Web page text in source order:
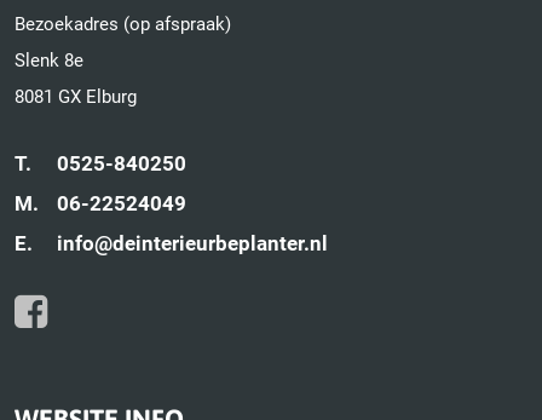
Bezoekadres (op afspraak)
Slenk 8e
8081 GX Elburg
T.
0525-840250
M.
06-22524049
E.
info@deinterieurbeplanter.nl